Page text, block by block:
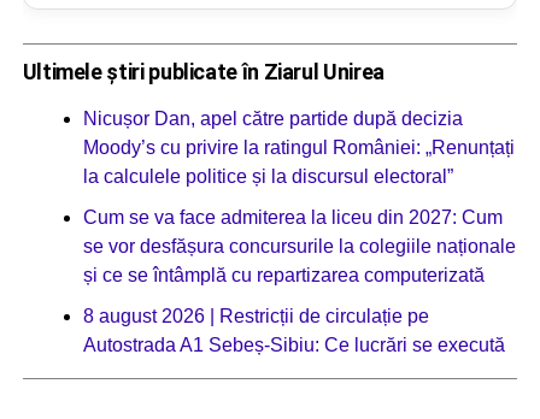
Ultimele știri publicate în Ziarul Unirea
Nicușor Dan, apel către partide după decizia
Moody’s cu privire la ratingul României: „Renunțați
la calculele politice și la discursul electoral”
Cum se va face admiterea la liceu din 2027: Cum
se vor desfășura concursurile la colegiile naționale
și ce se întâmplă cu repartizarea computerizată
8 august 2026 | Restricții de circulație pe
Autostrada A1 Sebeș-Sibiu: Ce lucrări se execută